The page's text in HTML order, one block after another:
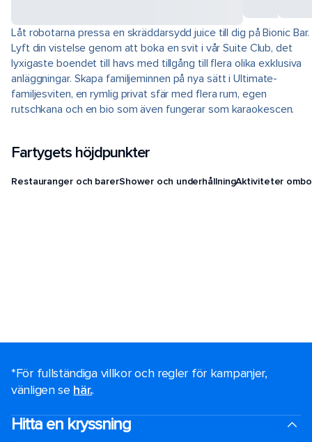
Låt robotarna pressa en skräddarsydd juice till dig på Bionic Bar.
Lyft din vistelse genom att boka en svit i vår Suite Club, det
lyxigaste boendet till havs med tillgång till flera olika exklusiva
anläggningar. Skapa familjeminnen på nya sätt i Ultimate-
familjesviten, en rymlig privat sfär med flera rum, egen
rutschkana och en bio som även fungerar som karaokescen.
Fartygets höjdpunkter
Restauranger och barerShower och underhållningAktiviteter
*För fullständiga villkor och regler för kampanjer,
vänligen se här..
Hitta en kryssning